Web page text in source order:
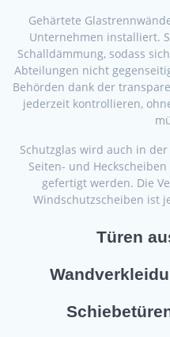
Gehärtete
Unternehmen installiert.
Schalldämmung, sodass
Abteilungen nicht
Behörden dank der
jederzeit kontrollieren,
Schutzglas wird auch in
Seiten- und
gefertigt werden. Die
Windschutzscheiben ist
Türen